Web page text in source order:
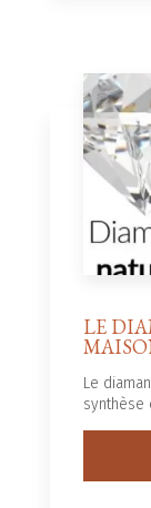
LE
Le
synthèse